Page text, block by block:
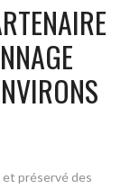
et préservé des